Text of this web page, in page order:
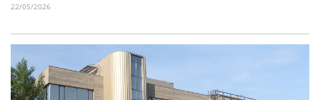
22/05/2026